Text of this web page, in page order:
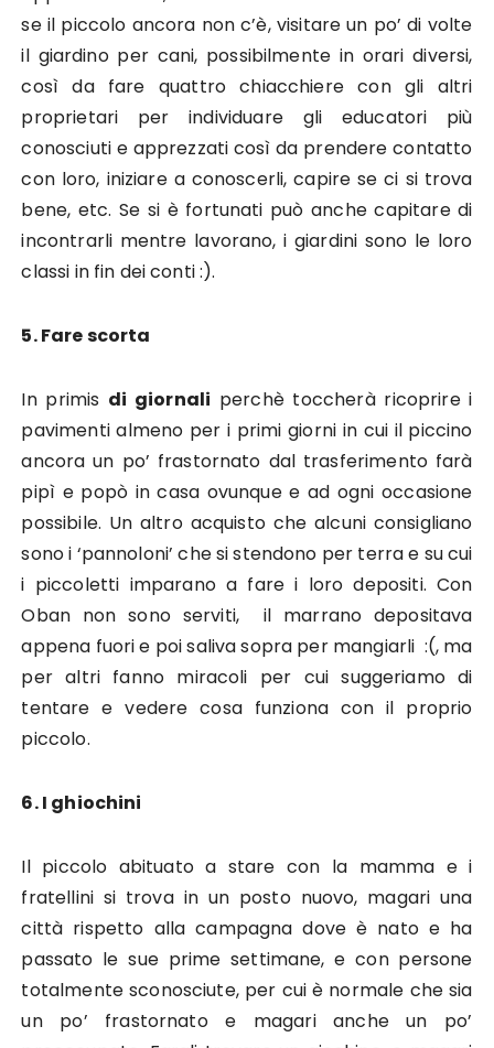
se il piccolo ancora non c’è, visitare un po’ di volte
il giardino per cani, possibilmente in orari diversi,
così da fare quattro chiacchiere con gli altri
proprietari per individuare gli educatori più
conosciuti e apprezzati così da prendere contatto
con loro, iniziare a conoscerli, capire se ci si trova
bene, etc. Se si è fortunati può anche capitare di
incontrarli mentre lavorano, i giardini sono le loro
classi in fin dei conti :).
5. Fare scorta
In primis di giornali perchè toccherà ricoprire i
pavimenti almeno per i primi giorni in cui il piccino
ancora un po’ frastornato dal trasferimento farà
pipì e popò in casa ovunque e ad ogni occasione
possibile. Un altro acquisto che alcuni consigliano
sono i ‘pannoloni’ che si stendono per terra e su cui
i piccoletti imparano a fare i loro depositi. Con
Oban non sono serviti, il marrano depositava
appena fuori e poi saliva sopra per mangiarli :(, ma
per altri fanno miracoli per cui suggeriamo di
tentare e vedere cosa funziona con il proprio
piccolo.
6. I ghiochini
Il piccolo abituato a stare con la mamma e i
fratellini si trova in un posto nuovo, magari una
città rispetto alla campagna dove è nato e ha
passato le sue prime settimane, e con persone
totalmente sconosciute, per cui è normale che sia
un po’ frastornato e magari anche un po’